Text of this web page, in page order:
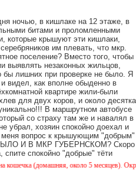
ночью, в кишлаке на 12 этаже, в
битами и проломленными
которые крышуют эти кишлаки,
им плевать, что мкр.
поселение? Вместо того, чтобы
выявлять незаконных жильцов,
бы лишних при проверке не было. Я
видел, как вполне обыденно в
квартире жили-были
для двух коров, и около десятка
В маршрутном автобусе
со страху там же и навалял в
убрал, хозяин спокойно доехал и
меня вопрос к крышующим "добрым"
И В МКР ГУБЕРНСКОМ? Скоро
спокойно "добрые" тёти
(домашняя, около 5 месяцев). Окрас